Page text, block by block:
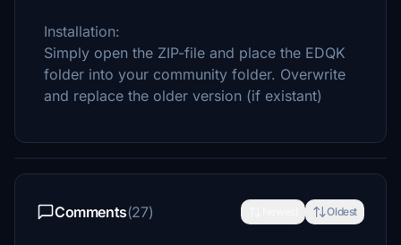
Installation:
Simply open the ZIP-file and place the EDQK
folder into your community folder. Overwrite
and replace the older version (if existant)
Comments(27) Oldest